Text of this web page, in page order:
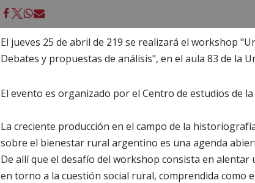
El jueves 25 de abril de 219 se realizará el workshop
Debates y propuestas de análisis", en el aula 83 de la
El evento es organizado por el Centro de estudios de
La creciente producción en el campo de la
sobre el bienestar rural argentino es una agenda
De allí que el desafío del workshop consista en
en torno a la cuestión social rural, comprendida como